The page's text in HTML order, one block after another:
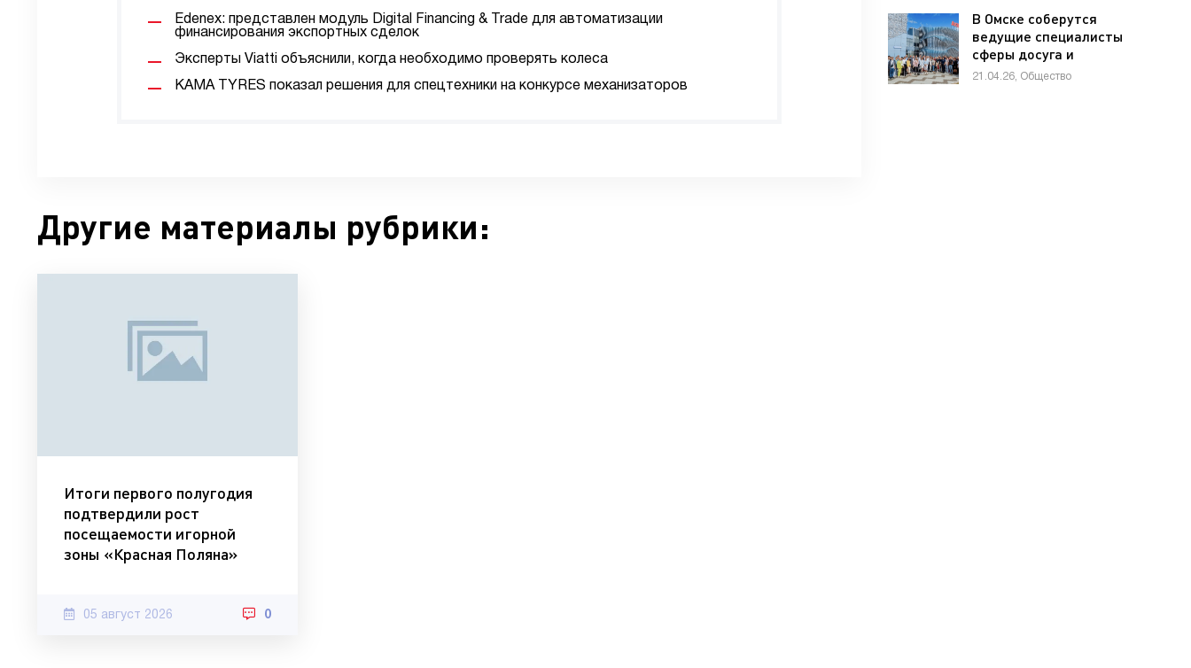
Edenex: представлен модуль Digital Financing & Trade для автоматизации
финансирования экспортных сделок
Эксперты Viatti объяснили, когда необходимо проверять колеса
KAMA TYRES показал решения для спецтехники на конкурсе механизаторов
В Омске соберутся
ведущие специалисты
сферы досуга и
развлечений России и
21.04.26, Общество
Другие материалы рубрики:
Итоги первого полугодия
подтвердили рост
посещаемости игорной
зоны «Красная Поляна»
05 август 2026 0